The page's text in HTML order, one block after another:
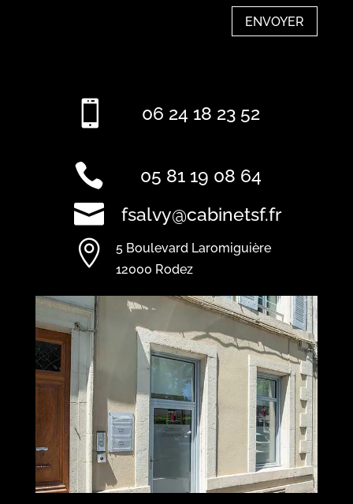
ENVOYER
 06 24 18 23 52
 05 81 19 08 64
 fsalvy@cabinetsf.fr

5 Boulevard Laromiguière
12000 Rodez